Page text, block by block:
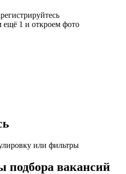
ещё 1 и откроем фото
или фильтры
вакансий